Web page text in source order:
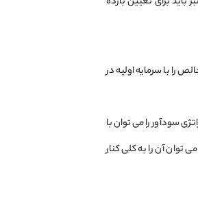
را با سرمایه اولیه در
سودآور را می توان با
توان آن را به کلی کنار